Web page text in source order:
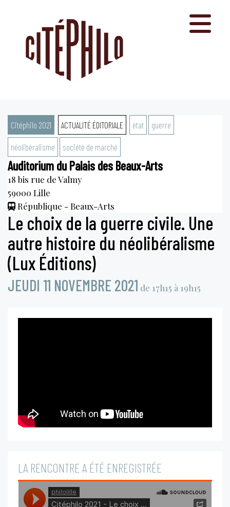
Citéphilo 2021 ACTUALITÉ ÉDITORIALE état guerre
néolibéralisme société de marché
Auditorium du Palais des Beaux-Arts
18 bis rue de Valmy
59000 Lille
République - Beaux-Arts
Le choix de la guerre civile. Une
autre histoire du néolibéralisme
(Lux Éditions)
JEUDI 11 NOVEMBRE 2021 de 17h15 à 19h15
LA RENCONTRE A ÉTÉ ENREGISTRÉE